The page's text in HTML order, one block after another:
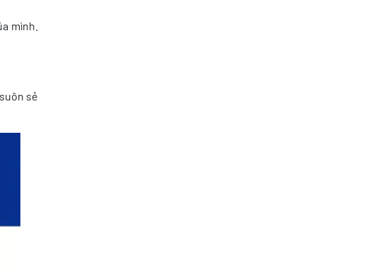
mình.
sẻ